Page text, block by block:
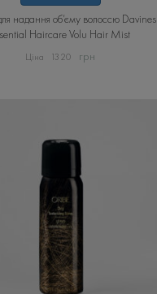
надання об’єму волоссю Davines
Haircare Volu Hair Mist
1320 грн